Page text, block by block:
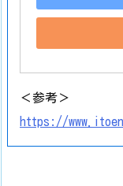
＜参考＞
https://